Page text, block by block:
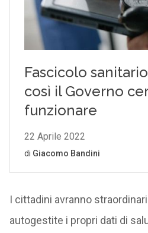
I cittadini avranno
autogestite i propri dati di